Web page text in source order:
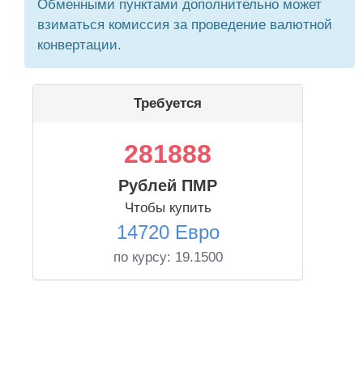
Обменными пунктами дополнительно может
взиматься комиссия за проведение валютной
конвертации.
Требуется
281888
Рублей ПМР
Чтобы купить
14720 Евро
по курсу: 19.1500